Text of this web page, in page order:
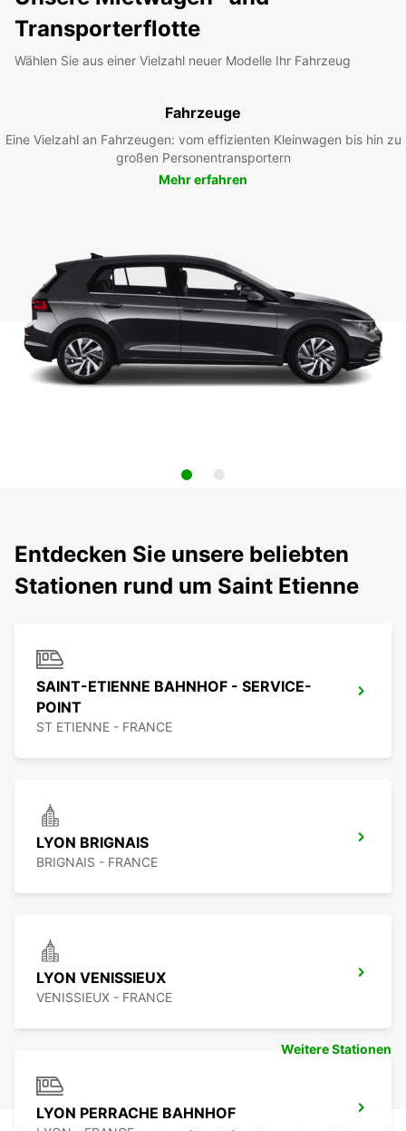
Transporterflotte
Wählen Sie aus einer Vielzahl neuer Modelle Ihr Fahrzeug
Fahrzeuge
Eine Vielzahl an Fahrzeugen: vom effizienten Kleinwagen bis hin zu
großen Personentransportern
Mehr erfahren
Entdecken Sie unsere beliebten
Stationen rund um Saint Etienne
SAINT-ETIENNE BAHNHOF - SERVICE-
POINT
ST ETIENNE - FRANCE
LYON BRIGNAIS
BRIGNAIS - FRANCE
LYON VENISSIEUX
VENISSIEUX - FRANCE
LYON PERRACHE BAHNHOF
Weitere Stationen